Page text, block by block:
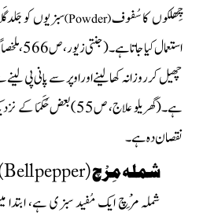
چِھلکوں کا سُفوف(
Powder
)سبزیوں کو
استعمال کیا جاتا ہے۔(جنتی زیور، ص566،ملخصاً)
چھیل کر روزانہ کھالینےاور اوپر سے پانی پی
ہے۔(گھریلو علاج، ص55) بعض حُکَمَا کے
نقصان دہ ہے۔
شملہ مِرْچ(Bell pepper
شملہ مِرْچ ایک مُفید سبزی ہے، ابتدا